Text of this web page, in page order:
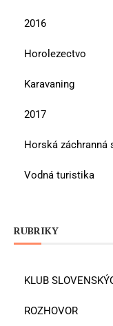
2016
Horolezectvo
Karavaning
2017
Horská záchranná
Vodná turistika
RUBRIKY
KLUB
ROZHOVOR